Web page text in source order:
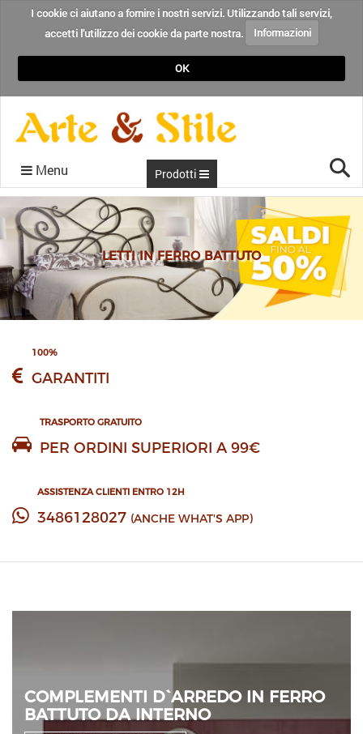
I cookie ci aiutano a fornire i nostri servizi. Utilizzando tali servizi,
accetti l'utilizzo dei cookie da parte nostra.
Informazioni
OK
Menu
HOME
CHI SIAMO
CONTATTI
BLOG
CONDIZIONI
RECENSIONI
Prodotti
LETTI IN FERRO BATTUTO
100%
GARANTITI
TRASPORTO GRATUITO
PER ORDINI SUPERIORI A 99€
ASSISTENZA CLIENTI ENTRO 12H
3486128027 (ANCHE WHAT'S APP)
COMPLEMENTI D`ARREDO IN FERRO
BATTUTO DA INTERNO